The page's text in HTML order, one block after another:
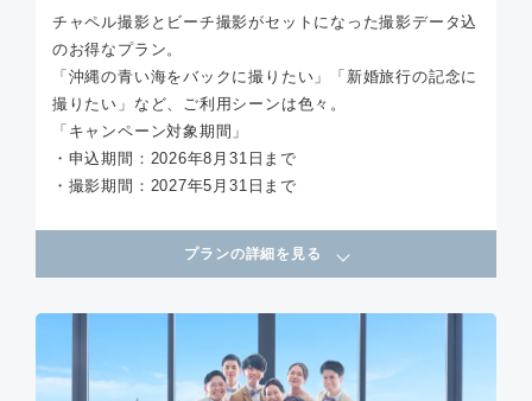
チャペル撮影とビーチ撮影がセットになった撮影データ込
のお得なプラン。
「沖縄の青い海をバックに撮りたい」「新婚旅行の記念に
撮りたい」など、ご利用シーンは色々。
「キャンペーン対象期間」
・申込期間：2026年8月31日まで
・撮影期間：2027年5月31日まで
プランの詳細を見る